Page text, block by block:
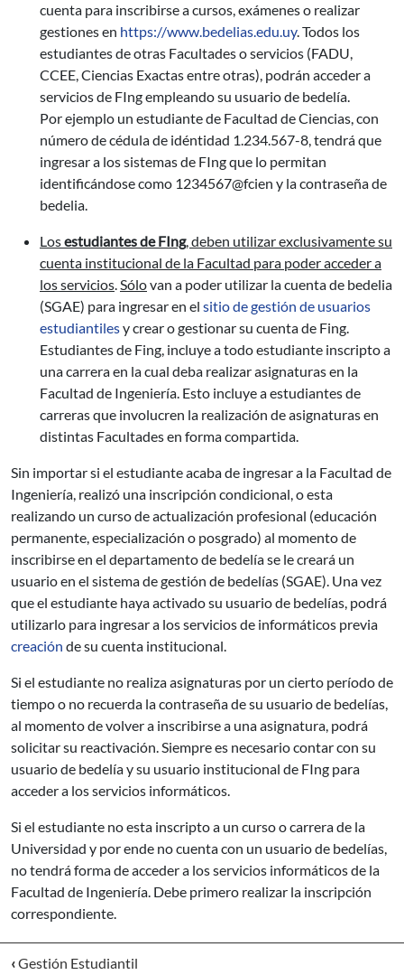
cuenta para inscribirse a cursos, exámenes o realizar
gestiones en https://www.bedelias.edu.uy. Todos los
estudiantes de otras Facultades o servicios (FADU,
CCEE, Ciencias Exactas entre otras), podrán acceder a
servicios de FIng empleando su usuario de bedelía.
Por ejemplo un estudiante de Facultad de Ciencias, con
número de cédula de idéntidad 1.234.567-8, tendrá que
ingresar a los sistemas de FIng que lo permitan
identificándose como 1234567@fcien y la contraseña de
bedelia.
Losestudiantes de FIng, deben utilizar exclusivamente su
cuenta institucional de la Facultad para poder acceder a
los servicios.Sólovan a poder utilizar la cuenta de bedelia
(SGAE) para ingresar en el sitio de gestión de usuarios
estudiantilesy crear o gestionar su cuenta de Fing.
Estudiantes de Fing, incluye a todo estudiante inscripto a
una carrera en la cual deba realizar asignaturas en la
Facultad de Ingeniería. Esto incluye a estudiantes de
carreras que involucren la realización de asignaturas en
distintas Facultades en forma compartida.
Sin importar si el estudiante acaba de ingresar a la Facultad de
Ingeniería, realizó una inscripción condicional, o esta
realizando un curso de actualización profesional (educación
permanente, especialización o posgrado) al momento de
inscribirse en el departamento de bedelía se le creará un
usuario en el sistema de gestión de bedelías (SGAE). Una vez
que el estudiante haya activado su usuario de bedelías, podrá
utilizarlo para ingresar a los servicios de informáticos previa
creación de su cuenta institucional.
Si el estudiante no realiza asignaturas por un cierto período de
tiempo o no recuerda la contraseña de su usuario de bedelías,
al momento de volver a inscribirse a una asignatura, podrá
solicitar su reactivación. Siempre es necesario contar con su
usuario de bedelía y su usuario institucional de FIng para
acceder a los servicios informáticos.
Si el estudiante no esta inscripto a un curso o carrera de la
Universidad y por ende no cuenta con un usuario de bedelías,
no tendrá forma de acceder a los servicios informáticos de la
Facultad de Ingeniería. Debe primero realizar la inscripción
correspondiente.
‹Gestión Estudiantil